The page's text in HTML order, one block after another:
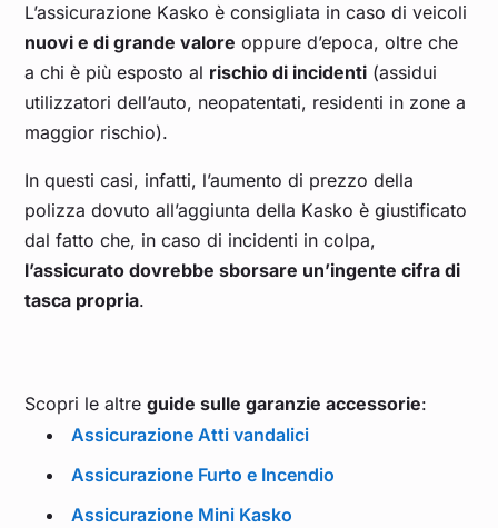
L’assicurazione Kasko è consigliata in caso di veicoli
nuovi e di grande valore oppure d’epoca, oltre che
a chi è più esposto al rischio di incidenti (assidui
utilizzatori dell’auto, neopatentati, residenti in zone a
maggior rischio).
In questi casi, infatti, l’aumento di prezzo della
polizza dovuto all’aggiunta della Kasko è giustificato
dal fatto che, in caso di incidenti in colpa,
l’assicurato dovrebbe sborsare un’ingente cifra di
tasca propria.
Scopri le altreguide sulle garanzie accessorie:
Assicurazione Atti vandalici
Assicurazione Furto e Incendio
Assicurazione Mini Kasko